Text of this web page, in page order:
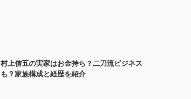
村上信五の実家はお金持ち？二刀流ビジネス
も？家族構成と経歴を紹介